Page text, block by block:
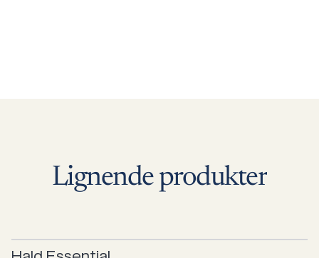
Lignendeprodukter